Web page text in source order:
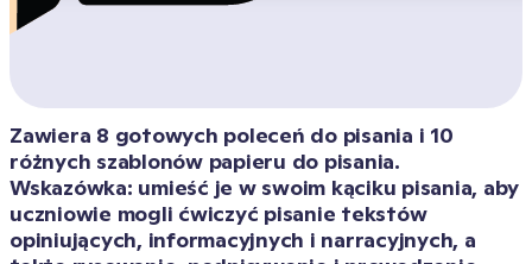
Zawiera 8 gotowych poleceń do pisania i 10
różnych szablonów papieru do pisania.
Wskazówka: umieść je w swoim kąciku pisania, aby
uczniowie mogli ćwiczyć pisanie tekstów
opiniujących, informacyjnych i narracyjnych, a